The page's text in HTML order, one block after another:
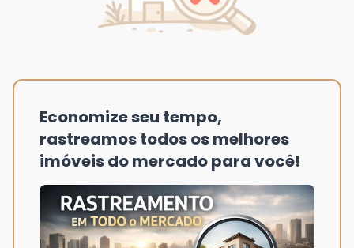
Economize seu tempo,
rastreamos todos os melhores
imóveis do mercado para você!